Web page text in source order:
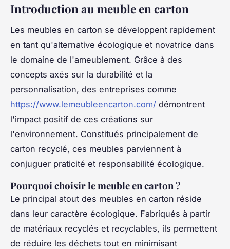
Introduction au meuble en carton
Les meubles en carton se développent rapidement
en tant qu'alternative écologique et novatrice dans
le domaine de l'ameublement. Grâce à des
concepts axés sur la durabilité et la
personnalisation, des entreprises comme
https://www.lemeubleencarton.com/ démontrent
l'impact positif de ces créations sur
l'environnement. Constitués principalement de
carton recyclé, ces meubles parviennent à
conjuguer praticité et responsabilité écologique.
Pourquoi choisir le meuble en carton ?
Le principal atout des meubles en carton réside
dans leur caractère écologique. Fabriqués à partir
de matériaux recyclés et recyclables, ils permettent
de réduire les déchets tout en minimisant